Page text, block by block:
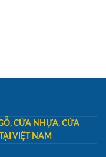
CỬA NHỰA, CỬA
VIỆT NAM